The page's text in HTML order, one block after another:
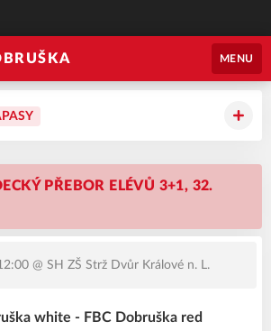
MENU
PŘEBOR ELÉVŮ 3+1, 32.
@ SH ZŠ Strž Dvůr Králové n. L.
white - FBC Dobruška red